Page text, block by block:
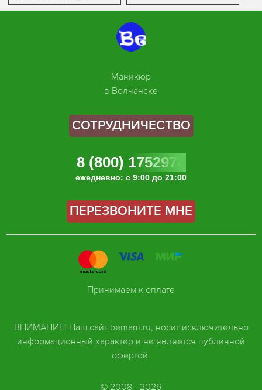
Маникюр
в Волчанске
СОТРУДНИЧЕСТВО
8 (800) 1752978
ежедневно: с 9:00 до 21:00
ПЕРЕЗВОНИТЕ МНЕ
ВНИМАНИЕ! Наш сайт bemam.ru, носит исключительно
информационный характер и не является публичной
офертой.
© 2008 - 2026
Принимаем к оплате